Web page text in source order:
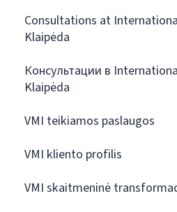
Consultations at
Klaipėda
Консультации в
Klaipėda
VMI teikiamos paslaugos
VMI kliento profilis
VMI skaitmeninė